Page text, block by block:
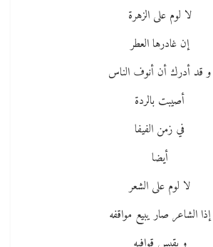
لا لوم على الزهرة
إن غادرها العطر
و قد أدرك أن أنوف الناس
أصيبت بالردة
في زمن الفيفا
أيضا
لا لوم على الشعر
إذا الشاعر صار يبيع مواقفه